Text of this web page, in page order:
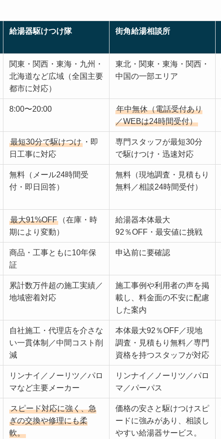
給湯器駆けつけ隊 街角給湯相談所
関東・関西・東海・九州・
北海道など広域（全国主要
都市に対応）
東北・関東・東海・関西・
中国の一部エリア
8:00〜20:00
年中無休（電話受付あり
／WEBは24時間受付）
最短30分で駆けつけ ・即
日工事に対応
専門スタッフが最短30分
で駆けつけ・迅速対応
無料（メール24時間受
付・即日回答）
無料（現地調査・見積もり
無料／相談24時間受付）
最大91%OFF
（在庫・時
期により変動）
給湯器本体最大
92％OFF・最安値に挑戦
商品・工事ともに10年保
証
申込前に要確認
累計数万件超の施工実績／
地域密着対応
施工事例や利用者の声を掲
載し、料金面の不安に配慮
した案内
自社施工・代理店を介さな
い一貫体制／中間コスト削
減
本体最大92％OFF／現地
調査・見積もり無料／専門
資格を持つスタッフが対応
リンナイ／ノーリツ／パロ
マなど主要メーカー
リンナイ／ノーリツ／パロ
マ／パーパス
スピード対応に強く、急
ぎの交換や修理にも柔
軟。
価格の安さと駆けつけスピ
ードに強みがあり、相談し
やすい給湯器サービス。